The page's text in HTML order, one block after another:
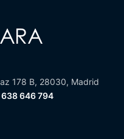
178 B, 28030, Madrid
638 646 794